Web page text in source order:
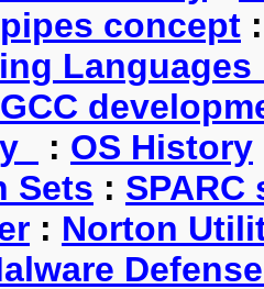
concept
: OS History
Sets : SPARC
: Norton